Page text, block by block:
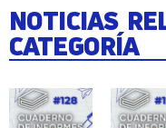
NOTICIAS
CATEGORÍA